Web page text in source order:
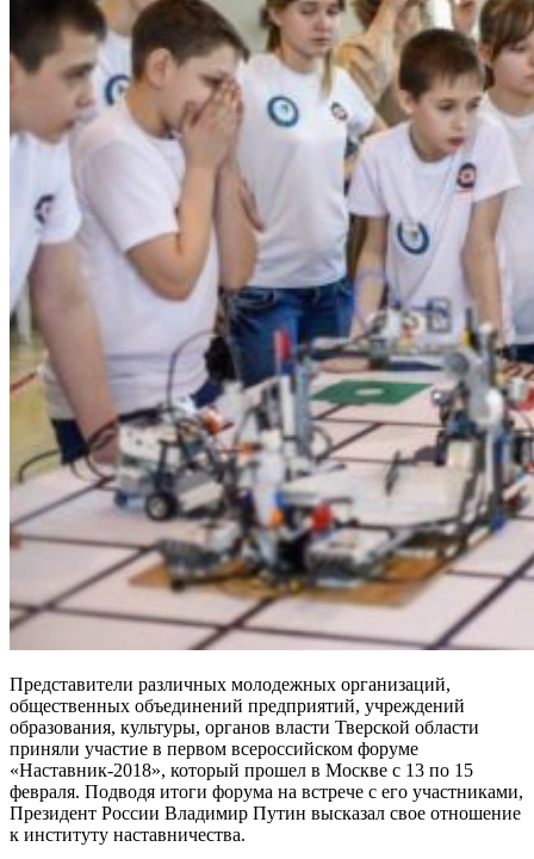
Представители различных молодежных организаций,
общественных объединений предприятий, учреждений
образования, культуры, органов власти Тверской области
приняли участие в первом всероссийском форуме
«Наставник-2018», который прошел в Москве с 13 по 15
февраля. Подводя итоги форума на встрече с его участниками,
Президент России Владимир Путин высказал свое отношение
к институту наставничества.